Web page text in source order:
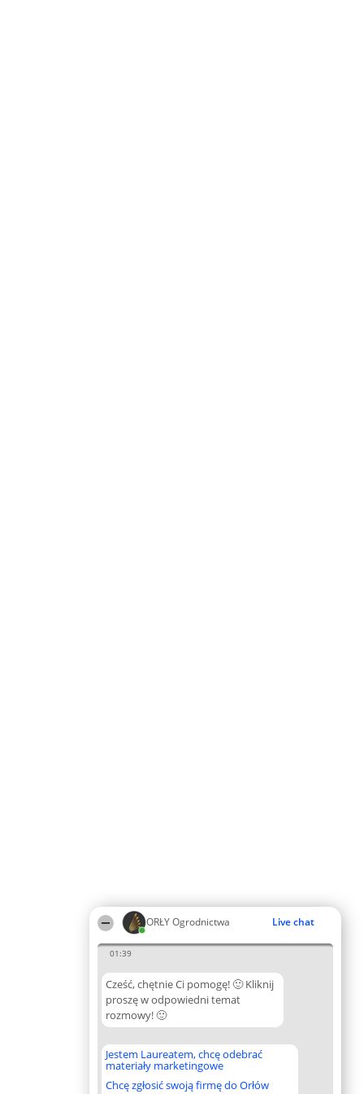
ORŁY Ogrodnictwa Live chat
01:39
Cześć, chętnie Ci pomogę! 🙂 Kliknij
proszę w odpowiedni temat
rozmowy! 🙂
Jestem Laureatem, chcę odebrać
materiały marketingowe
Chcę zgłosić swoją firmę do Orłów